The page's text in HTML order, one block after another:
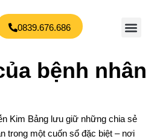
0839.676.686
bệnh nhân
Kim Bảng lưu giữ những chia sẻ
trong một cuốn sổ đặc biệt – nơi